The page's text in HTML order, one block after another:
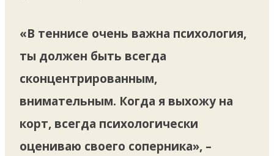
«В теннисе очень важна психология,
ты должен быть всегда
сконцентрированным,
внимательным. Когда я выхожу на
корт, всегда психологически
оцениваю своего соперника», –